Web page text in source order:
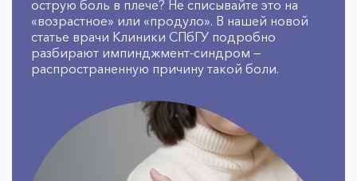
острую боль в плече? Не списывайте это на
«возрастное» или «продуло». В нашей новой
статье врачи Клиники СПбГУ подробно
разбирают импинджмент-синдром —
распространенную причину такой боли.